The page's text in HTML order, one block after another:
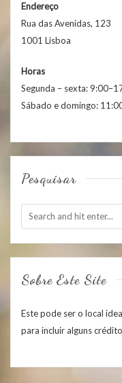
Endereço
Rua das Avenidas, 123
1001 Lisboa
Horas
Segunda – sexta:
Sábado e domingo:
Pesquisar
Sobre Este Site
Este pode ser o local
para incluir alguns